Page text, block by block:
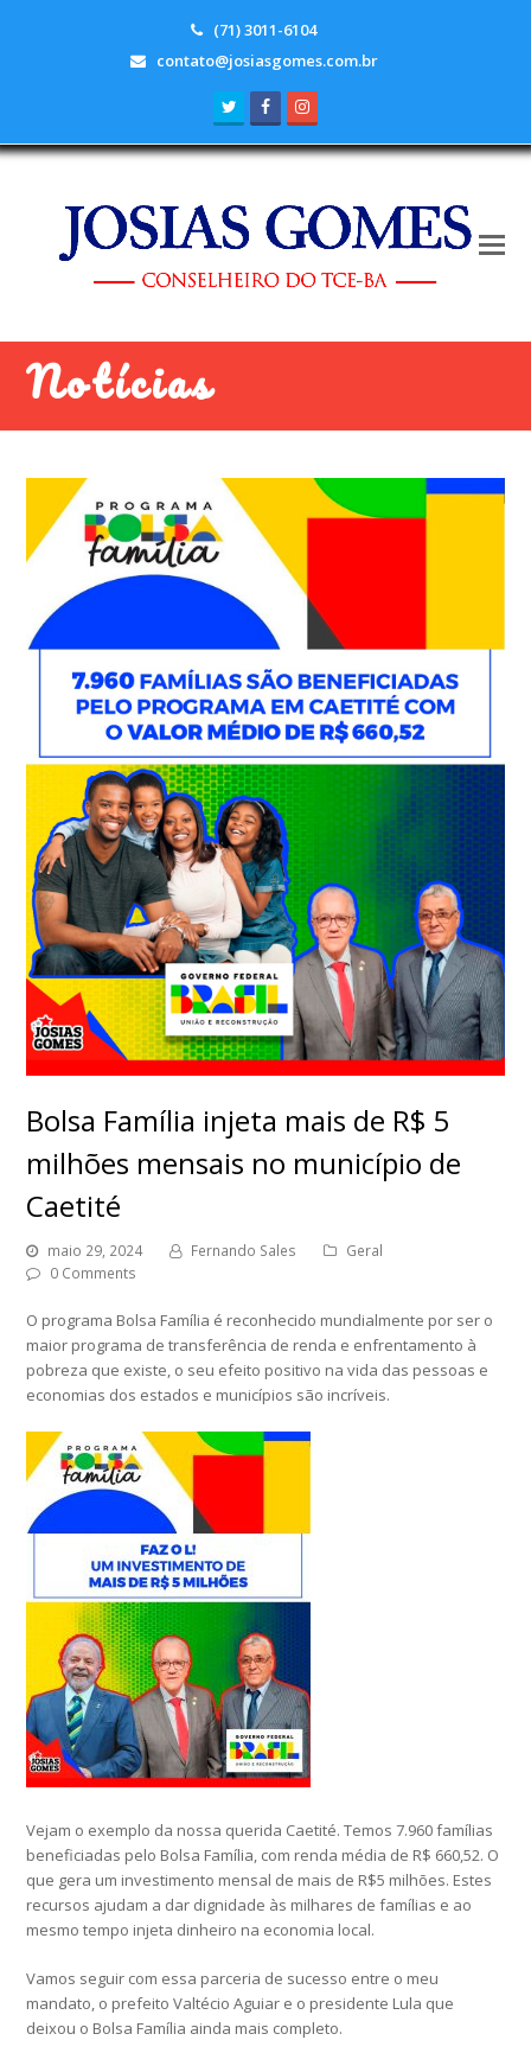
(71) 3011-6104
contato@josiasgomes.com.br
TwitterFacebook
Notícias
Bolsa Família injeta mais de R$ 5
milhões mensais no município de
Caetité
maio 29, 2024 Fernando Sales
Geral
0 Comments
O programa Bolsa Família é reconhecido mundialmente por ser o
maior programa de transferência de renda e enfrentamento à
pobreza que existe, o seu efeito positivo na vida das pessoas e
economias dos estados e municípios são incríveis.
Vejam o exemplo da nossa querida Caetité. Temos 7.960 famílias
beneficiadas pelo Bolsa Família, com renda média de R$ 660,52. O
que gera um investimento mensal de mais de R$5 milhões. Estes
recursos ajudam a dar dignidade às milhares de famílias e ao
mesmo tempo injeta dinheiro na economia local.
Vamos seguir com essa parceria de sucesso entre o meu
mandato, o prefeito Valtécio Aguiar e o presidente Lula que
deixou o Bolsa Família ainda mais completo.